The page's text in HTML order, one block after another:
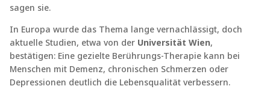
sagen sie.
In Europa wurde das Thema lange vernachlässigt, doch
aktuelle Studien, etwa von der Universität Wien,
bestätigen: Eine gezielte Berührungs-Therapie kann bei
Menschen mit Demenz, chronischen Schmerzen oder
Depressionen deutlich die Lebensqualität verbessern.